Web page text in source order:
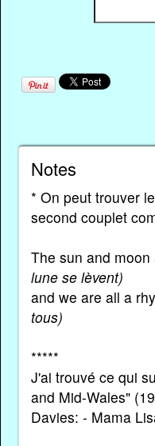
Notes
* On peut trouver
second couplet
The sun and moon
lune se lèvent)
and we are all a
tous)
*****
J'ai trouvé ce qui
and Mid-Wales"
Davies: - Mama